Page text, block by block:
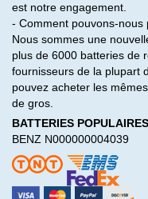
est notre engagement.
- Comment pouvons-
Nous sommes une
plus de 6000 batteries de
fournisseurs de la plupart
pouvez acheter les
de gros.
BATTERIES POPULAIRES
BENZ N000000004039